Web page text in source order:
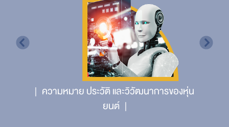
ความหมาย ประวัติ และวิวัฒนาการของหุ่น
ยนต์